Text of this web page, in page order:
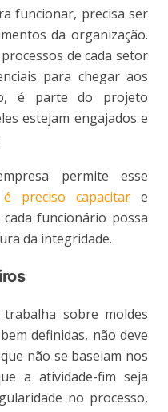
funcionar, precisa ser
da organização.
de cada setor
para chegar aos
é parte do projeto
estejam engajados e
permite esse
é preciso capacitare
funcionário possa
da integridade.
sobre moldes
definidas, não deve
não se baseiam nos
a atividade-fim seja
no processo,